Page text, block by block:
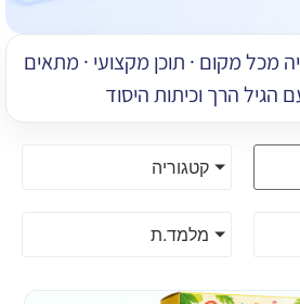
מכל מקום · תוכן מקצועי · מתאים
הגיל הרך וכיתות היסוד
קטגוריה
מלמד.ת